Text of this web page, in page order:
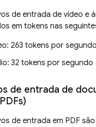
de entrada de vídeo e
em tokens nas
263 tokens por
32 tokens por segundo
de entrada de
de entrada em PDF